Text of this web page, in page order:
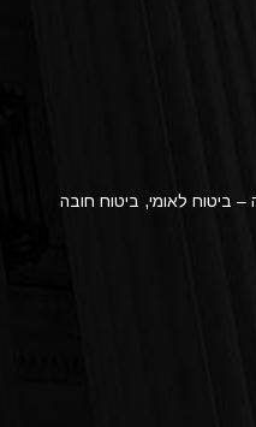
ביטוח לאומי, ביטוח חובה